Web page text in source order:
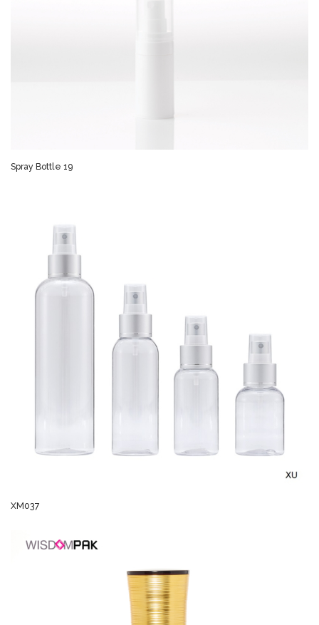
Spray Bottle 19
XM037